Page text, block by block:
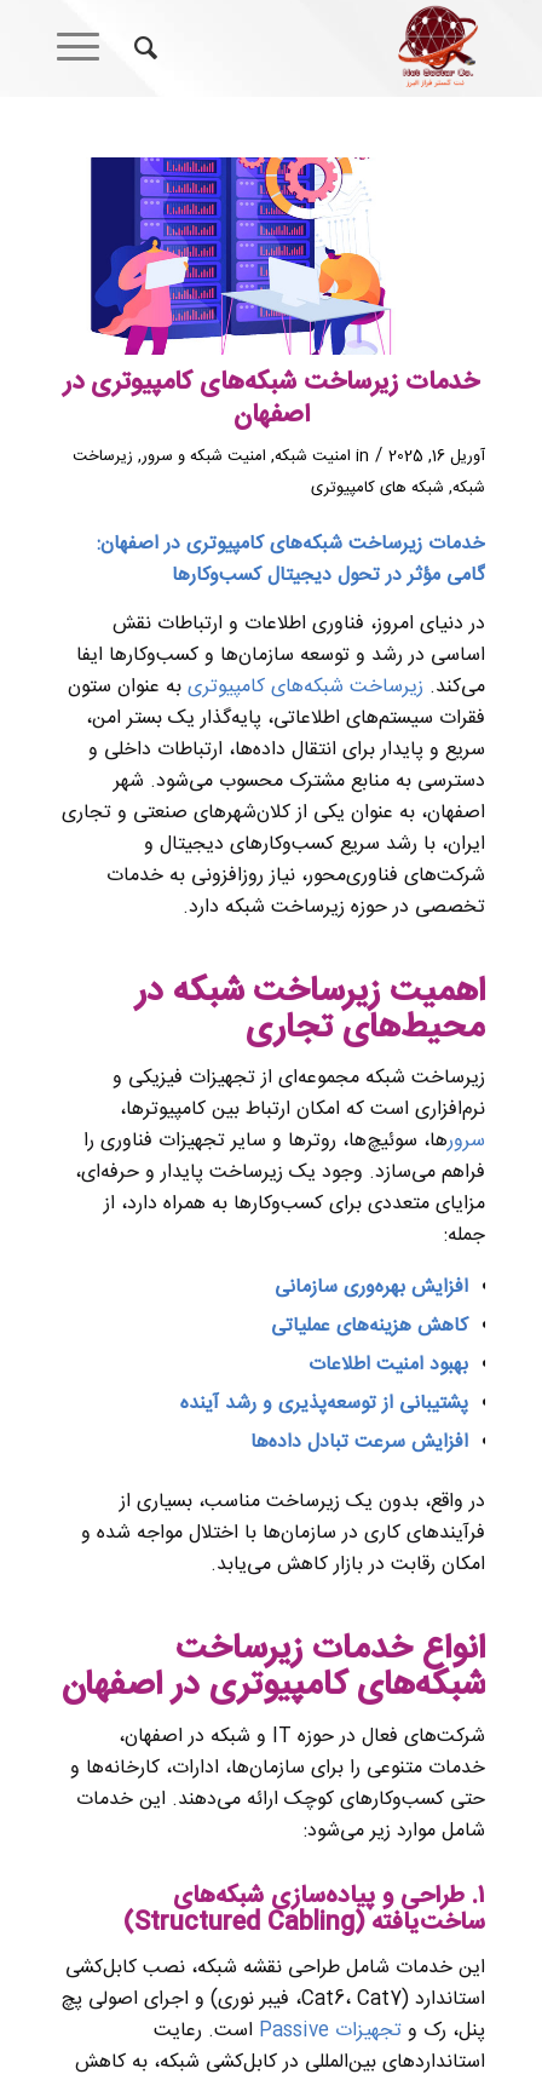
خدمات زیرساخت شبکه‌های کامپیوتری در
اصفهان
آوریل 16, 2025 /
in امنیت شبکه, امنیت شبکه و سرور, زیرساخت
شبکه, شبکه های کامپیوتری
خدمات زیرساخت شبکه‌های کامپیوتری در اصفهان:
گامی مؤثر در تحول دیجیتال کسب‌وکارها
در دنیای امروز، فناوری اطلاعات و ارتباطات نقش
اساسی در رشد و توسعه سازمان‌ها و کسب‌وکارها ایفا
می‌کند. زیرساخت شبکه‌های کامپیوتریبه عنوان ستون
فقرات سیستم‌های اطلاعاتی، پایه‌گذار یک بستر امن،
سریع و پایدار برای انتقال داده‌ها، ارتباطات داخلی و
دسترسی به منابع مشترک محسوب می‌شود. شهر
اصفهان، به عنوان یکی از کلان‌شهرهای صنعتی و تجاری
ایران، با رشد سریع کسب‌وکارهای دیجیتال و
شرکت‌های فناوری‌محور، نیاز روزافزونی به خدمات
تخصصی در حوزه زیرساخت شبکه دارد.
اهمیت زیرساخت شبکه در
محیط‌های تجاری
زیرساخت شبکه مجموعه‌ای از تجهیزات فیزیکی و
نرم‌افزاری است که امکان ارتباط بین کامپیوترها،
سرورها، سوئیچ‌ها، روترها و سایر تجهیزات فناوری را
فراهم می‌سازد. وجود یک زیرساخت پایدار و حرفه‌ای،
مزایای متعددی برای کسب‌وکارها به همراه دارد، از
جمله:
افزایش بهره‌وری سازمانی
کاهش هزینه‌های عملیاتی
بهبود امنیت اطلاعات
پشتیبانی از توسعه‌پذیری و رشد آینده
افزایش سرعت تبادل داده‌ها
در واقع، بدون یک زیرساخت مناسب، بسیاری از
فرآیندهای کاری در سازمان‌ها با اختلال مواجه شده و
امکان رقابت در بازار کاهش می‌یابد.
انواع خدمات زیرساخت
شبکه‌های کامپیوتری در اصفهان
شرکت‌های فعال در حوزه IT و شبکه در اصفهان،
خدمات متنوعی را برای سازمان‌ها، ادارات، کارخانه‌ها و
حتی کسب‌وکارهای کوچک ارائه می‌دهند. این خدمات
شامل موارد زیر می‌شود:
۱. طراحی و پیاده‌سازی شبکه‌های
ساخت‌یافته (Structured Cabling)
این خدمات شامل طراحی نقشه شبکه، نصب کابل‌کشی
استاندارد (Cat6، Cat7، فیبر نوری) و اجرای اصولی پچ
پنل، رک وتجهیزات Passive
است. رعایت
استانداردهای بین‌المللی در کابل‌کشی شبکه، به کاهش